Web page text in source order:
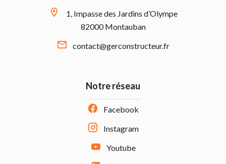
1, Impasse des Jardins d’Olympe
82000 Montauban
contact@gerconstructeur.fr
Notre réseau
Facebook
Instagram
Youtube